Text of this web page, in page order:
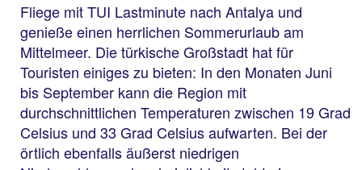
Fliege mit TUI Lastminute nach Antalya und
genieße einen herrlichen Sommerurlaub am
Mittelmeer. Die türkische Großstadt hat für
Touristen einiges zu bieten: In den Monaten Juni
bis September kann die Region mit
durchschnittlichen Temperaturen zwischen 19 Grad
Celsius und 33 Grad Celsius aufwarten. Bei der
örtlich ebenfalls äußerst niedrigen